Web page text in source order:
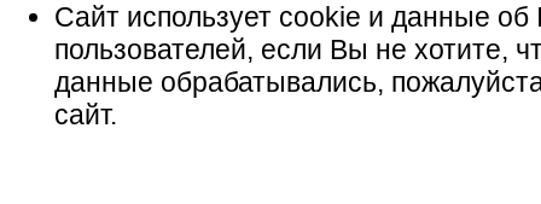
Сайт использует cookie и данные об
пользователей, если Вы не хотите,
данные обрабатывались,
сайт.